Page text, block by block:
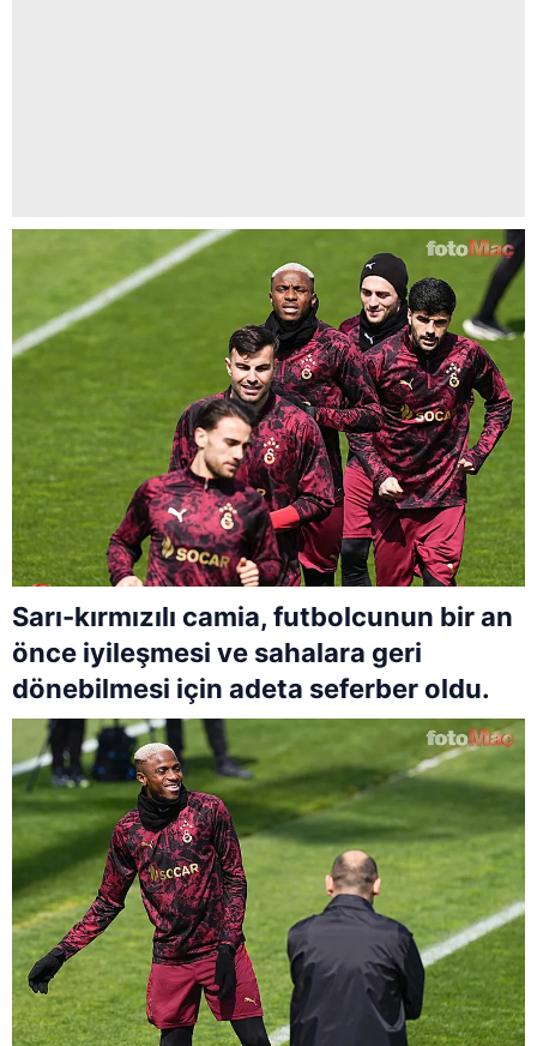
Sarı-kırmızılı camia, futbolcunun bir an
önce iyileşmesi ve sahalara geri
dönebilmesi için adeta seferber oldu.